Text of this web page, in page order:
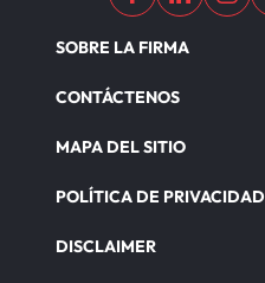
SOBRE LA FIRMA
CONTÁCTENOS
MAPA DEL SITIO
POLÍTICA DE PRIVACIDAD
DISCLAIMER